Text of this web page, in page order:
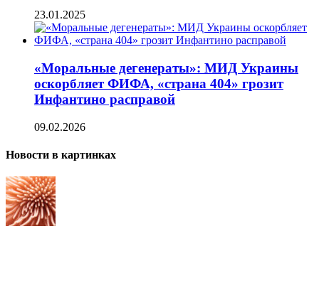
23.01.2025
«Моральные дегенераты»: МИД Украины
оскорбляет ФИФА, «страна 404» грозит
Инфантино расправой
09.02.2026
Новости в картинках